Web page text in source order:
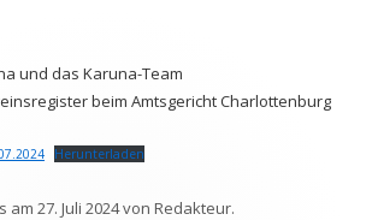
und das Karuna-Team
beim Amtsgericht Charlottenburg
Herunterladen
am 27. Juli 2024von Redakteur.